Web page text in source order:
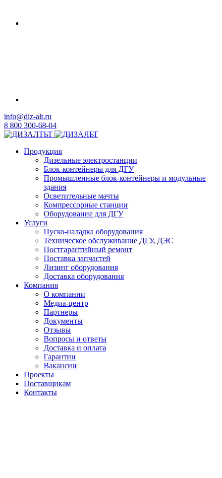
info@diz-alt.ru
8 800 300-68-04
Продукция
Дизельные электростанции
Блок-контейнеры для ДГУ
Промышленные блок-контейнеры и модульные
здания
Осветительные мачты
Компрессорные станции
Оборудование для ДГУ
Услуги
Пуско-наладка оборудования
Техническое обслуживание ДГУ, ДЭС
Постгарантийный ремонт
Поставка запчастей
Лизинг оборудования
Доставка оборудования
Компания
О компании
Медиа-центр
Партнеры
Документы
Отзывы
Вопросы и ответы
Доставка и оплата
Гарантии
Вакансии
Проекты
Поставщикам
Контакты